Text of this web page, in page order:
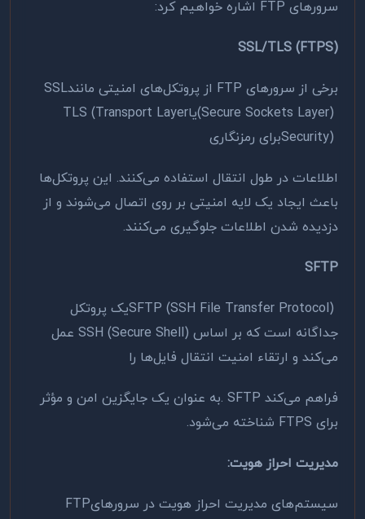
سرورهای FTP اشاره خواهیم کرد:
SSL/TLS (FTPS)
برخی از سرورهای FTP از پروتکل‌های امنیتی مانندSSL
(Secure Sockets Layer)یاTLS (Transport Layer
Security)برای رمزنگاری
اطلاعات در طول انتقال استفاده می‌کنند. این پروتکل‌ها
باعث ایجاد یک لایه امنیتی بر روی اتصال می‌شوند و از
دزدیده شدن اطلاعات جلوگیری می‌کنند.
SFTP
SFTP (SSH File Transfer Protocol)یک پروتکل
جداگانه است که بر اساس SSH (Secure Shell) عمل
می‌کند و ارتقاء امنیت انتقال فایل‌ها را
فراهم می‌کند . SFTPبه عنوان یک جایگزین امن و مؤثر
برای FTPS شناخته می‌شود.
مدیریت احراز هویت:
سیستم‌های مدیریت احراز هویت در سرورهایFTP